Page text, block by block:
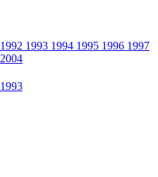
1992 1993 1994 1995 1996 1997
2004
1993